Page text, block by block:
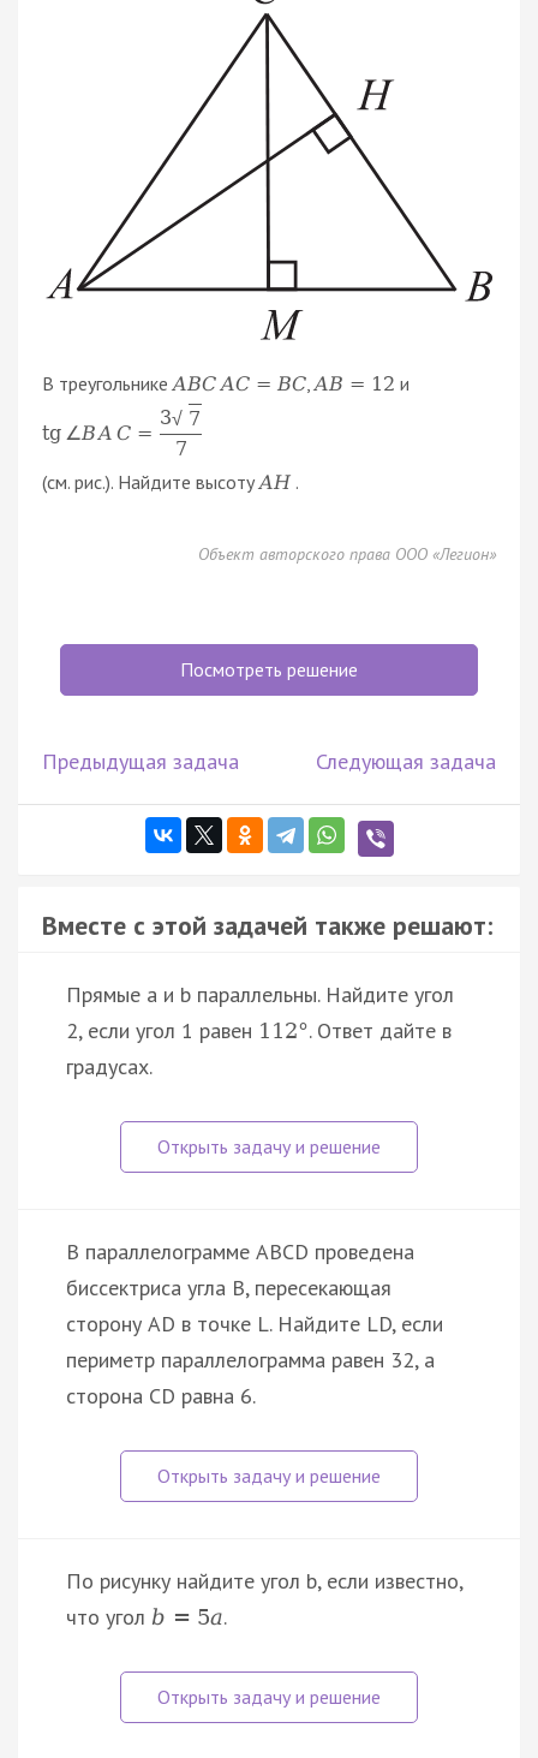
В треугольникеABC AC = BC,AB = 12 и
tg ∠BA C =
3√ 7
7
(см. рис.). Найдите высотуAH .
Объект авторского права ООО «Легион»
Посмотреть решение
Предыдущая задача Следующая задача
Вместе с этой задачей также решают:
Прямые a и b параллельны. Найдите угол
2, если угол 1 равен 112°. Ответ дайте в
градусах.
В параллелограмме ABCD проведена
биссектриса угла B, пересекающая
сторону AD в точке L. Найдите LD, если
периметр параллелограмма равен 32, а
сторона CD равна 6.
По рисунку найдите угол b, если известно,
что угол b = 5a.